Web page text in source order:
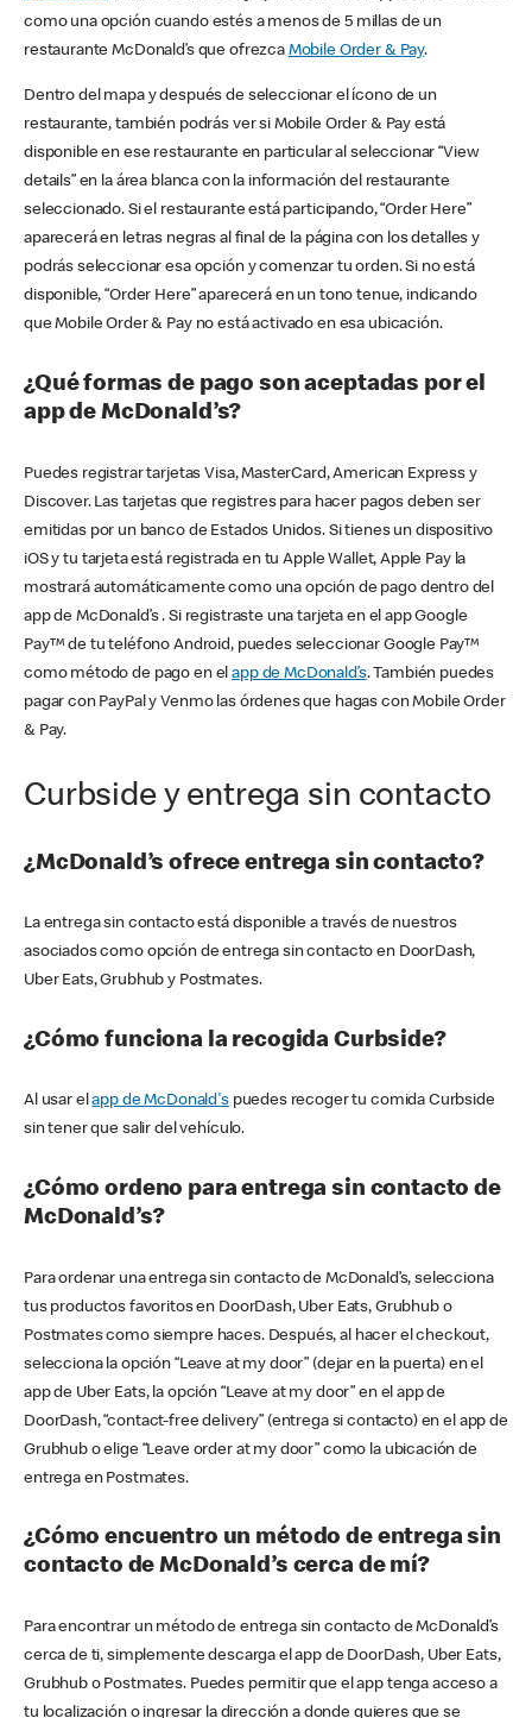
como una opción cuando estés a menos de 5 millas de un
restaurante McDonald’s que ofrezca Mobile Order & Pay.
Dentro del mapa y después de seleccionar el ícono de un
restaurante, también podrás ver si Mobile Order & Pay está
disponible en ese restaurante en particular al seleccionar “View
details” en la área blanca con la información del restaurante
seleccionado. Si el restaurante está participando, “Order Here”
aparecerá en letras negras al final de la página con los detalles y
podrás seleccionar esa opción y comenzar tu orden. Si no está
disponible, “Order Here” aparecerá en un tono tenue, indicando
que Mobile Order & Pay no está activado en esa ubicación.
¿Qué formas de pago son aceptadas por el
app de McDonald’s?
Puedes registrar tarjetas Visa, MasterCard, American Express y
Discover. Las tarjetas que registres para hacer pagos deben ser
emitidas por un banco de Estados Unidos. Si tienes un dispositivo
iOS y tu tarjeta está registrada en tu Apple Wallet, Apple Pay la
mostrará automáticamente como una opción de pago dentro del
app de McDonald’s . Si registraste una tarjeta en el app Google
Pay™ de tu teléfono Android, puedes seleccionar Google Pay™
como método de pago en elapp de McDonald’s. También puedes
pagar con PayPal y Venmo las órdenes que hagas con Mobile Order
& Pay.
Curbside y entrega sin contacto
¿McDonald’s ofrece entrega sin contacto?
La entrega sin contacto está disponible a través de nuestros
asociados como opción de entrega sin contacto en DoorDash,
Uber Eats, Grubhub y Postmates.
¿Cómo funciona la recogida Curbside?
Al usar elapp de McDonald'spuedes recoger tu comida Curbside
sin tener que salir del vehículo.
¿Cómo ordeno para entrega sin contacto de
McDonald’s?
Para ordenar una entrega sin contacto de McDonald’s, selecciona
tus productos favoritos en DoorDash, Uber Eats, Grubhub o
Postmates como siempre haces. Después, al hacer el checkout,
selecciona la opción “Leave at my door” (dejar en la puerta) en el
app de Uber Eats, la opción “Leave at my door” en el app de
DoorDash, “contact-free delivery” (entrega si contacto) en el app de
Grubhub o elige “Leave order at my door” como la ubicación de
entrega en Postmates.
¿Cómo encuentro un método de entrega sin
contacto de McDonald’s cerca de mí?
Para encontrar un método de entrega sin contacto de McDonald’s
cerca de ti, simplemente descarga el app de DoorDash, Uber Eats,
Grubhub o Postmates. Puedes permitir que el app tenga acceso a
tu localización o ingresar la dirección a donde quieres que se